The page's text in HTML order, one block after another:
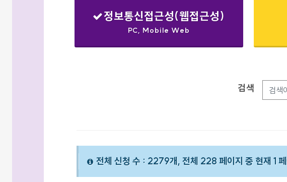
정보통신접근성(웹접근성)
PC, Mobile Web
검색
전체 신청 수 : 2279개, 전체 228 페이지 중 현재 1